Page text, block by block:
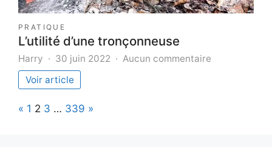
PRATIQUE
L’utilité d’une tronçonneuse
Harry 30 juin 2022 Aucun commentaire
Voir article
Page:
Previous
« 1 2 3 … 339 Next
»